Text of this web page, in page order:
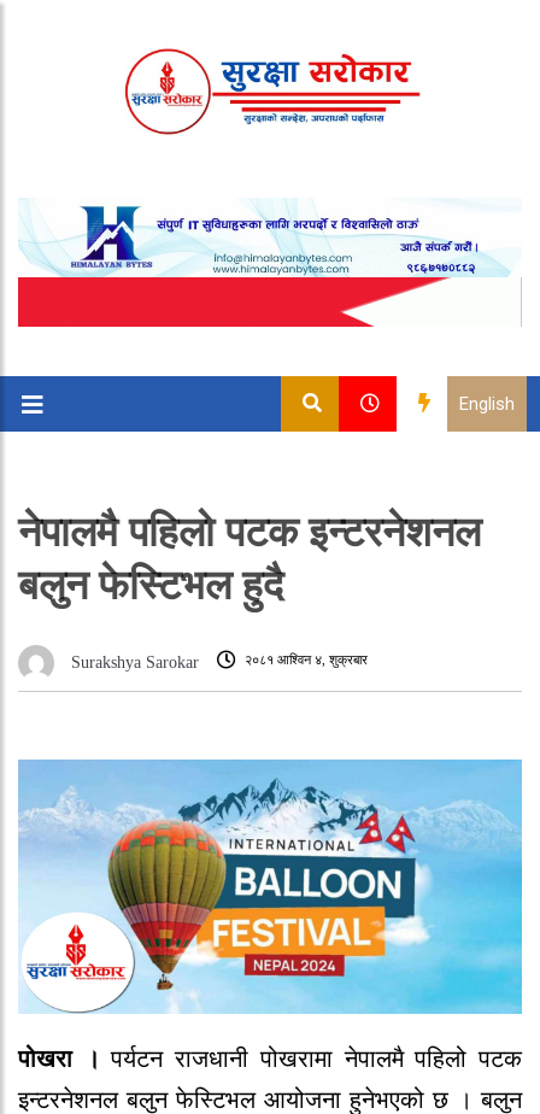
English
नेपालमै पहिलो पटक इन्टरनेशनल
बलुन फेस्टिभल हुदै
Surakshya Sarokar २०८१ आश्विन ४, शुक्रबार
पोखरा । पर्यटन राजधानी पोखरामा नेपालमै पहिलो पटक
इन्टरनेशनल बलुन फेस्टिभल आयोजना हुनेभएको छ । बलुन